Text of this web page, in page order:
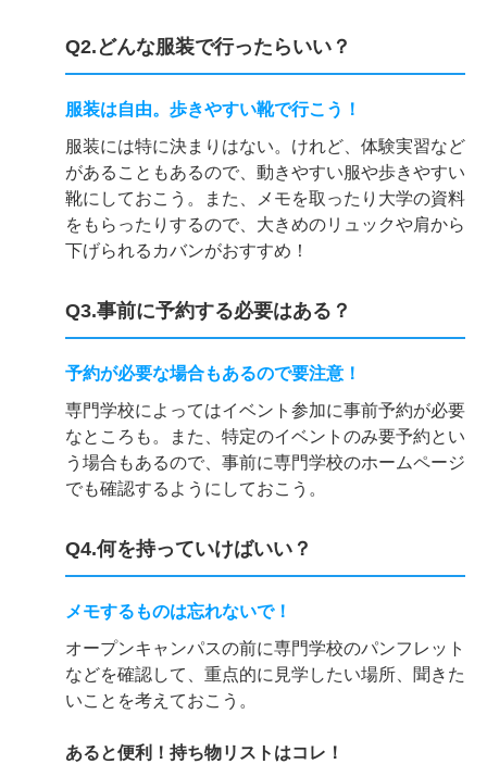
Q2.どんな服装で行ったらいい？
服装は自由。歩きやすい靴で行こう！
服装には特に決まりはない。けれど、体験実習など
があることもあるので、動きやすい服や歩きやすい
靴にしておこう。また、メモを取ったり大学の資料
をもらったりするので、大きめのリュックや肩から
下げられるカバンがおすすめ！
Q3.事前に予約する必要はある？
予約が必要な場合もあるので要注意！
専門学校によってはイベント参加に事前予約が必要
なところも。また、特定のイベントのみ要予約とい
う場合もあるので、事前に専門学校のホームページ
でも確認するようにしておこう。
Q4.何を持っていけばいい？
メモするものは忘れないで！
オープンキャンパスの前に専門学校のパンフレット
などを確認して、重点的に見学したい場所、聞きた
いことを考えておこう。
あると便利！持ち物リストはコレ！